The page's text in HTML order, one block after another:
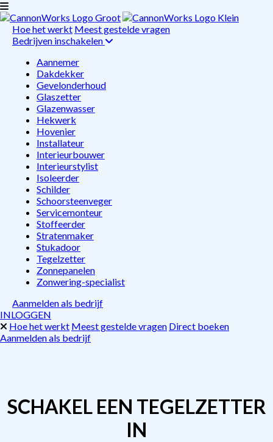
Hoe het werkt Meest gestelde vragen
Bedrijven inschakelen
Aannemer
Dakdekker
Gevelonderhoud
Glaszetter
Glazenwasser
Hekwerk
Hovenier
Installateur
Interieurbouwer
Interieurstylist
Isoleerder
Schilder
Schoorsteenveger
Servicemonteur
Stoffeerder
Stratenmaker
Stukadoor
Tegelzetter
Zonnepanelen
Zonwering-specialist
Aanmelden als bedrijf
INLOGGEN
Hoe het werkt Meest gestelde vragen Direct boeken
Aanmelden als bedrijf
SCHAKEL EEN TEGELZETTER
IN